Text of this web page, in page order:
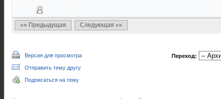
«« Предыдущая Следующая »»
Версия для просмотра
Отправить тему другу
Подписаться на тему
Переход: